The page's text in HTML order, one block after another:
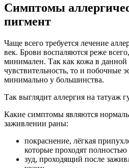
Симптомы
пигмент
Чаще всего требуется лечение
век. Брови воспаляются реже
минимален. Так как кожа в данной
чувствительность, то и побочные
минимально у большинства.
Так выглядит аллергия на татуаж
Какие симптомы являются
заживлении раны:
покраснение, лёгкая
которые проходят полностью
зуд, проходящий после